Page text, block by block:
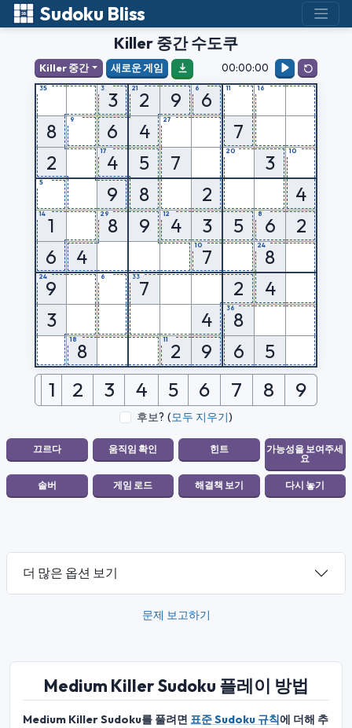
Sudoku Bliss
Killer 중간 수도쿠
Killer 중간 새로운 게임 00:00:00
35 3
3
21
2 9
6
6
11 16
8
9
6 4
27
7
2
17 4 5 7 20 3 10
5
9 8 2 4
14
1
29
8 9
12
4 3 5
8
6
2
6
4 107 248
24
9
6 33
7 2
4
3
4
36
8
18 8 11 2 9 6 5
1 2 3 4 5 6 7 8 9
후보? (모두 지우기)
더 많은 옵션 보기
문제 보고하기
Medium Killer Sudoku 플레이 방법
Medium Killer Sudoku를 풀려면 표준 Sudoku 규칙에 더해 추